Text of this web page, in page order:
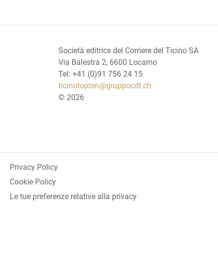
Società editrice del Corriere del Ticino SA
Via Balestra 2, 6600 Locarno
Tel: +41 (0)91 756 24 15
ticinotopten@gruppocdt.ch
© 2026
Privacy Policy
Cookie Policy
Le tue preferenze relative alla privacy